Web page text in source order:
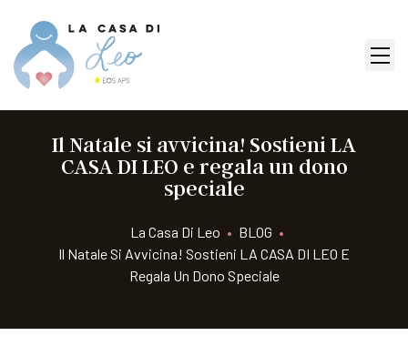
Il Natale si avvicina! Sostieni LA
CASA DI LEO e regala un dono
speciale
La Casa Di Leo • BLOG •
Il Natale Si Avvicina! Sostieni LA CASA DI LEO E
Regala Un Dono Speciale